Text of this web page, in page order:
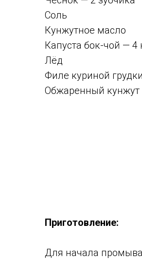
Соль
Кунжутное масло
Капуста бок-чой —
Лёд
Филе куриной
Обжаренный кунжут
Приготовление:
Для начала